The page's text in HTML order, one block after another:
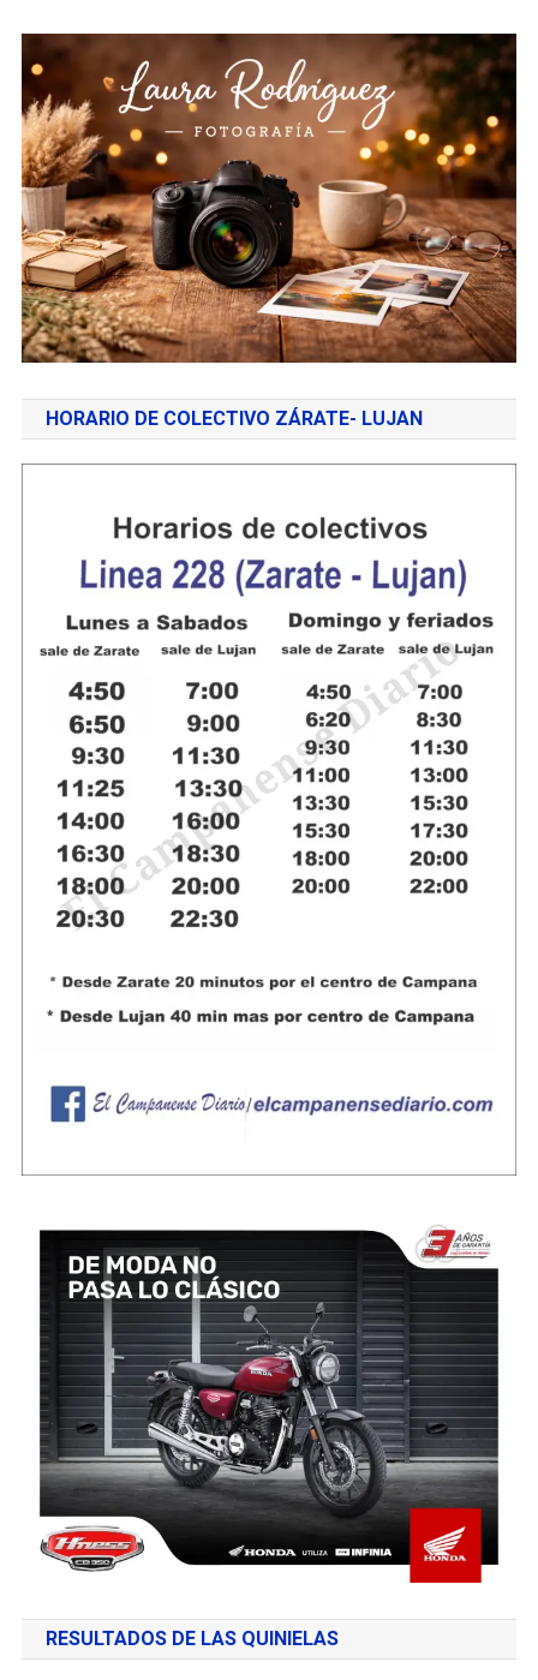
HORARIO DE COLECTIVO ZÁRATE- LUJAN
RESULTADOS DE LAS QUINIELAS